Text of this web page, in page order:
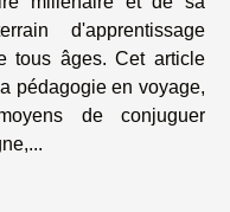
d'apprentissage
tous âges. Cet article
pédagogie en voyage,
de conjuguer